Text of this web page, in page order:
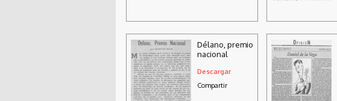
Délano, premio
nacional
Descargar
Compartir